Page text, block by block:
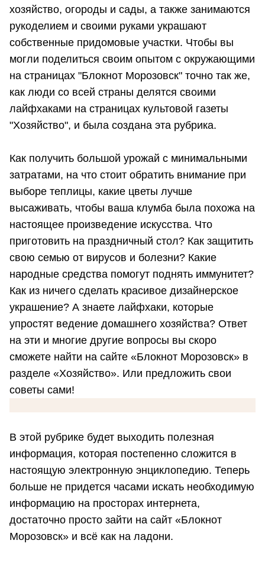
хозяйство, огороды и сады, а также занимаются
рукоделием и своими руками украшают
собственные придомовые участки. Чтобы вы
могли поделиться своим опытом с окружающими
на страницах "Блокнот Морозовск" точно так же,
как люди со всей страны делятся своими
лайфхаками на страницах культовой газеты
"Хозяйство", и была создана эта рубрика.
Как получить большой урожай с минимальными
затратами, на что стоит обратить внимание при
выборе теплицы, какие цветы лучше
высаживать, чтобы ваша клумба была похожа на
настоящее произведение искусства. Что
приготовить на праздничный стол? Как защитить
свою семью от вирусов и болезни? Какие
народные средства помогут поднять иммунитет?
Как из ничего сделать красивое дизайнерское
украшение? А знаете лайфхаки, которые
упростят ведение домашнего хозяйства? Ответ
на эти и многие другие вопросы вы скоро
сможете найти на сайте «Блокнот Морозовск» в
разделе «Хозяйство». Или предложить свои
советы сами!
В этой рубрике будет выходить полезная
информация, которая постепенно сложится в
настоящую электронную энциклопедию. Теперь
больше не придется часами искать необходимую
информацию на просторах интернета,
достаточно просто зайти на сайт «Блокнот
Морозовск» и всё как на ладони.